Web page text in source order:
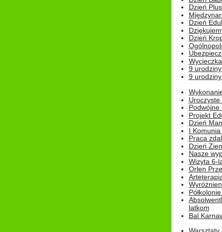
Dzień
Dzień
Dzień
9
9
Podwójne
Projekt
Dzień
I
Praca
Dzień
Nasze
Wizyta 6-
Orlen
latkom
Bal